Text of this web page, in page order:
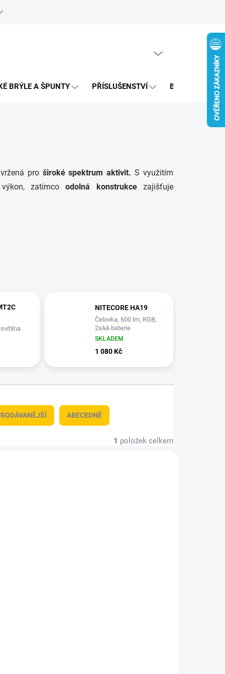
objednávka
BRÝLE A ŠPUNTY PŘÍSLUŠENSTVÍ BAZAR
proširoké spektrum aktivit. S využitím
zatímcoodolná konstrukcezajišťuje
NITECORE HA19
Čelovka, 600 lm, RGB,
2xAA baterie
SKLADEM
1 080 Kč
ABECEDNĚ
1 položek celkem